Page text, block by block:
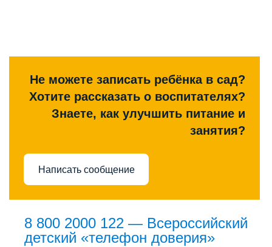
Не можете записать ребёнка в сад?
Хотите рассказать о воспитателях?
Знаете, как улучшить питание и
занятия?
Написать сообщение
8 800 2000 122 — Всероссийский
детский «телефон доверия»